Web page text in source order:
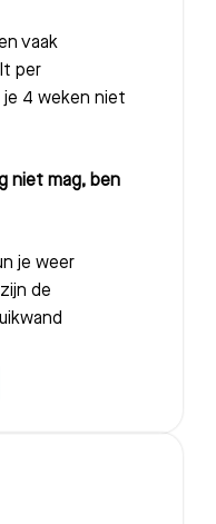
vaak
per
4 weken niet
niet mag, ben
je weer
de